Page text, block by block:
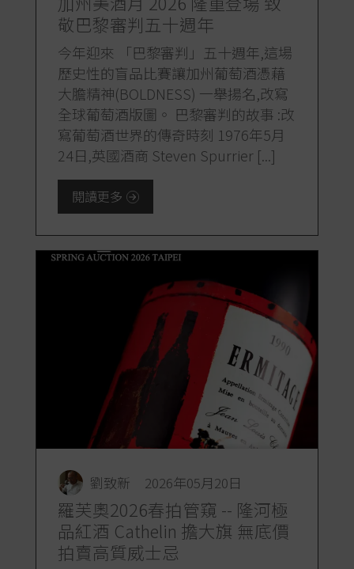
敬巴黎審判五十週年
今年迎來 「巴黎審判」五十週年,這場
歷史性的盲品比賽讓加州葡萄酒憑藉
大膽精神(BOLDNESS) 一舉揚名,改寫
全球葡萄酒版圖。 巴黎審判的故事 :改
寫葡萄酒世界的傳奇時刻 1976年5月
24日,英國酒商 Steven Spurrier [...]
閱讀更多
劉致新 2026年05月20日
羅芙奧2026春拍管窺 -- 隆河極
品紅酒 Cathelin 擔大旗 無底價
拍賣高質威士忌